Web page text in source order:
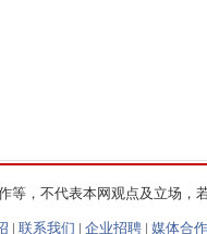
等，不代表本网观点及立场
| 联系我们 | 企业招聘 | 媒体合作